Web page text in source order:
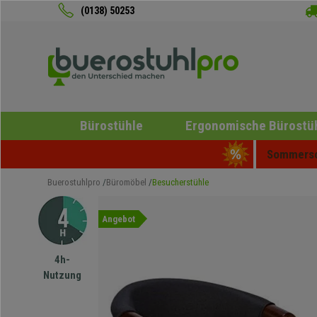
(0138) 50253
Bürostühle Ergonomische
Buerostuhlpro Büromöbel Besucherstühle
4h-
Nutzung
Angebot